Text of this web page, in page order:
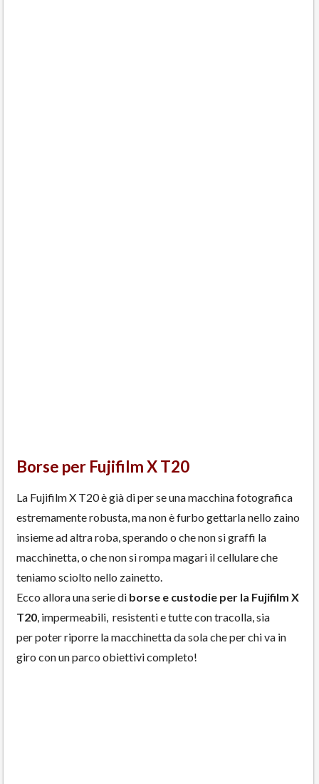
Borse per Fujifilm X T20
La Fujifilm X T20 è già di per se una macchina fotografica
estremamente robusta, ma non è furbo gettarla nello zaino
insieme ad altra roba, sperando o che non si graffi la
macchinetta, o che non si rompa magari il cellulare che
teniamo sciolto nello zainetto.
Ecco allora una serie di borse e custodie per la Fujifilm X
T20 , impermeabili, resistenti e tutte con tracolla, sia
per poter riporre la macchinetta da sola che per chi va in
giro con un parco obiettivi completo!